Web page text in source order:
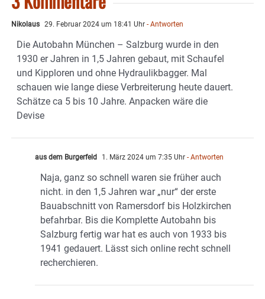
Nikolaus 29. Februar 2024 um 18:41 Uhr - Antworten
Die Autobahn München – Salzburg wurde in den
1930 er Jahren in 1,5 Jahren gebaut, mit Schaufel
und Kipploren und ohne Hydraulikbagger. Mal
schauen wie lange diese Verbreiterung heute dauert.
Schätze ca 5 bis 10 Jahre. Anpacken wäre die
Devise
aus dem Burgerfeld 1. März 2024 um 7:35 Uhr - Antworten
Naja, ganz so schnell waren sie früher auch
nicht. in den 1,5 Jahren war „nur“ der erste
Bauabschnitt von Ramersdorf bis Holzkirchen
befahrbar. Bis die Komplette Autobahn bis
Salzburg fertig war hat es auch von 1933 bis
1941 gedauert. Lässt sich online recht schnell
recherchieren.